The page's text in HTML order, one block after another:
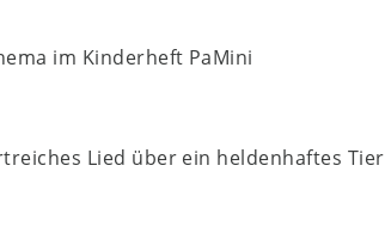
im Kinderheft PaMini
Lied über ein heldenhaftes Tier